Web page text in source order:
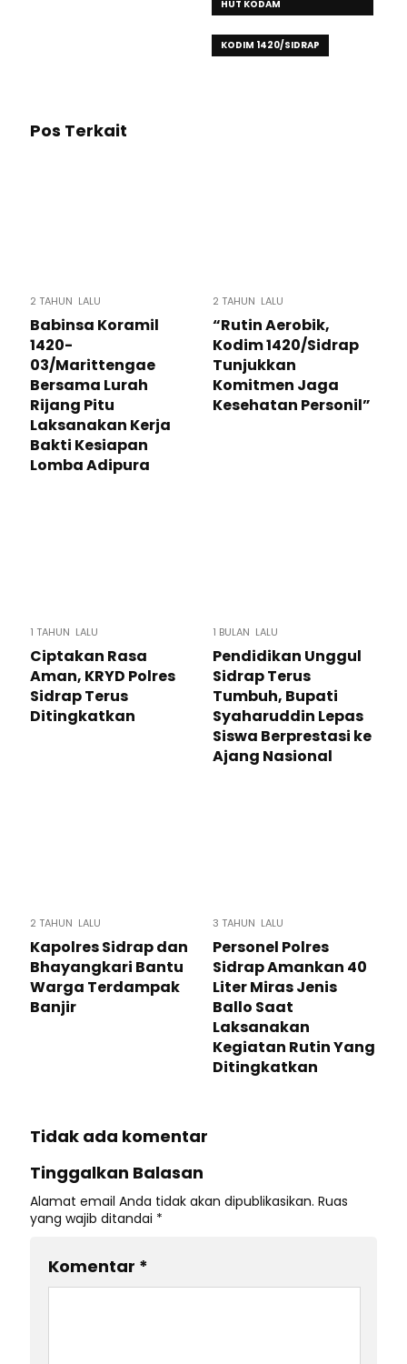
HUT KODAM
KODIM 1420/SIDRAP
Pos Terkait
2 TAHUN LALU
Babinsa Koramil
1420-
03/Marittengae
Bersama Lurah
Rijang Pitu
Laksanakan Kerja
Bakti Kesiapan
Lomba Adipura
2 TAHUN LALU
“Rutin Aerobik,
Kodim 1420/Sidrap
Tunjukkan
Komitmen Jaga
Kesehatan Personil”
1 TAHUN LALU
Ciptakan Rasa
Aman, KRYD Polres
Sidrap Terus
Ditingkatkan
1 BULAN LALU
Pendidikan Unggul
Sidrap Terus
Tumbuh, Bupati
Syaharuddin Lepas
Siswa Berprestasi ke
Ajang Nasional
2 TAHUN LALU
Kapolres Sidrap dan
Bhayangkari Bantu
Warga Terdampak
Banjir
3 TAHUN LALU
Personel Polres
Sidrap Amankan 40
Liter Miras Jenis
Ballo Saat
Laksanakan
Kegiatan Rutin Yang
Ditingkatkan
Tidak ada komentar
Tinggalkan Balasan
Alamat email Anda tidak akan dipublikasikan. Ruas
yang wajib ditandai *
Komentar *